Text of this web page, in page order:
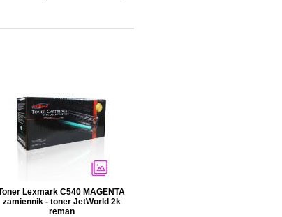
Lexmark C540 MAGENTA
zamiennik - toner JetWorld 2k
reman